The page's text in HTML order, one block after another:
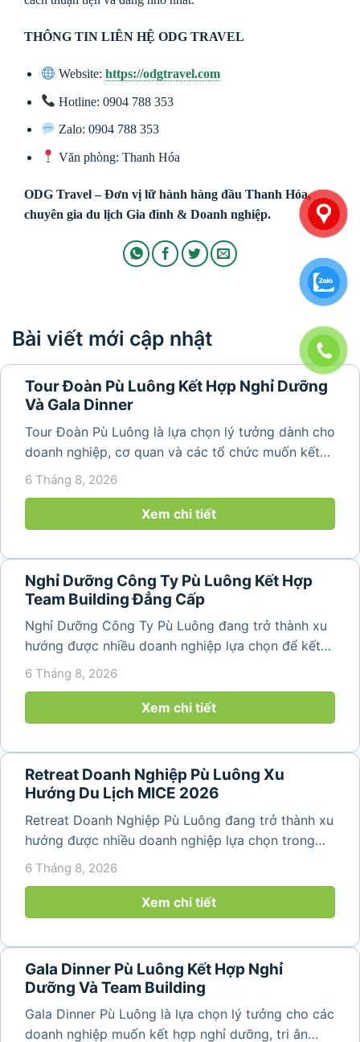
THÔNG TIN LIÊN HỆ ODG TRAVEL
Website:https://odgtravel.com
Hotline: 0904 788 353
Zalo: 0904 788 353
Văn phòng: Thanh Hóa
ODG Travel – Đơn vị lữ hành hàng đầu Thanh Hóa,
chuyên gia du lịch Gia đình & Doanh nghiệp.
Bài viết mới cập nhật
Tour Đoàn Pù Luông Kết Hợp Nghỉ Dưỡng
Và Gala Dinner
Tour Đoàn Pù Luông là lựa chọn lý tưởng dành cho
doanh nghiệp, cơ quan và các tổ chức muốn kết
hợp nghỉ dưỡng, tham quan và tổ chức các hoạt
động gắn kết tập thể. Với cảnh quan thiên nhiên
nguyên sơ, không khí...
6 Tháng 8, 2026
Xem chi tiết
Nghỉ Dưỡng Công Ty Pù Luông Kết Hợp
Team Building Đẳng Cấp
Nghỉ Dưỡng Công Ty Pù Luông đang trở thành xu
hướng được nhiều doanh nghiệp lựa chọn để kết
hợp giữa nghỉ ngơi, tái tạo năng lượng và xây
lịch đơn thuần, nhiều công ty...
6 Tháng 8, 2026
Xem chi tiết
Retreat Doanh Nghiệp Pù Luông Xu
Hướng Du Lịch MICE 2026
Retreat Doanh Nghiệp Pù Luông đang trở thành xu
hướng được nhiều doanh nghiệp lựa chọn trong
năm 2026 khi nhu cầu kết hợp nghỉ dưỡng, hội
họp và gắn kết đội ngũ ngày càng tăng. Không chỉ
mang đến khoảng thời gian thư giãn...
6 Tháng 8, 2026
Xem chi tiết
Gala Dinner Pù Luông Kết Hợp Nghỉ
Dưỡng Và Team Building
Gala Dinner Pù Luông là lựa chọn lý tưởng cho các
doanh nghiệp muốn kết hợp nghỉ dưỡng, tri ân